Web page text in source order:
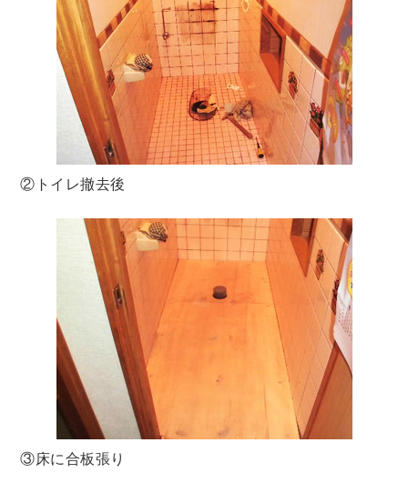
②トイレ撤去後
③床に合板張り